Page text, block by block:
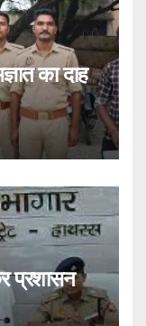
का दाह
प्रशासन